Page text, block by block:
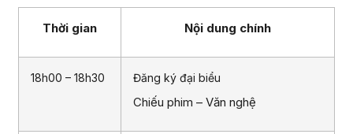
Thời gian Nội dung chính
18h00 – 18h30 Đăng ký đại biểu
Chiếu phim – Văn nghệ